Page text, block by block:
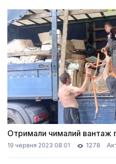
Отримали чималий вантаж
19 червня 2023 08:01 1278